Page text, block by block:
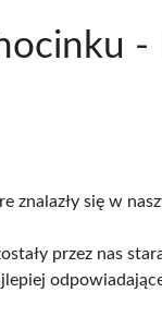
-
się w
przez nas